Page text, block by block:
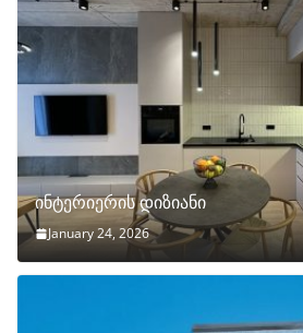
ინტერიერის დიზიანი
January 24, 2026